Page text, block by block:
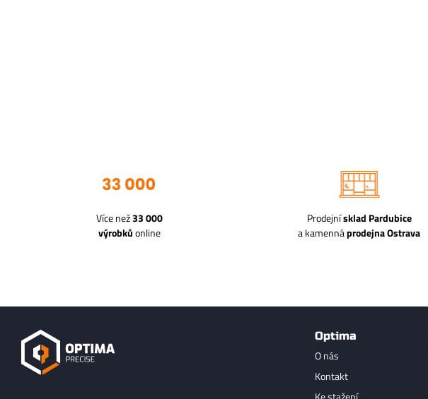
Více než33 000
výrobkůonline
Prodejnísklad Pardubice
a kamennáprodejna Ostrava
Optima
O nás
Kontakt